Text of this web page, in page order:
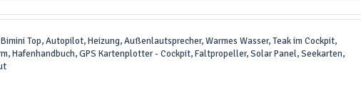
Top, Autopilot, Heizung, Außenlautsprecher, Warmes Wasser, Teak im Cockpit,
Hafenhandbuch, GPS Kartenplotter - Cockpit, Faltpropeller, Solar Panel, Seekarten,